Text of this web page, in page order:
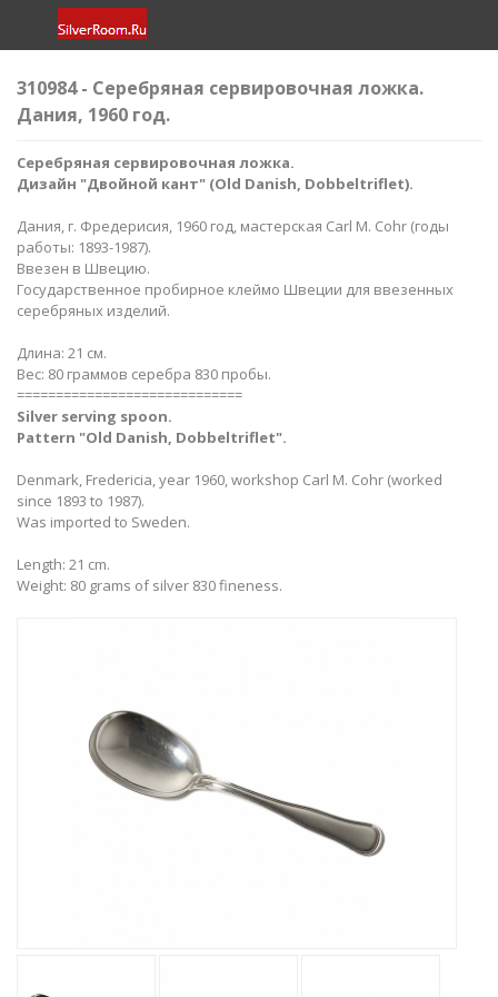
310984 - Серебряная сервировочная ложка.
Дания, 1960 год.
Серебряная сервировочная ложка.
Дизайн "Двойной кант" (Old Danish, Dobbeltriflet).
Дания, г. Фредерисия, 1960 год, мастерская Carl M. Cohr (годы
работы: 1893-1987).
Ввезен в Швецию.
Государственное пробирное клеймо Швеции для ввезенных
серебряных изделий.
Длина: 21 см.
Вес: 80 граммов серебра 830 пробы.
=============================
Silver serving spoon​​.
Pattern "Old Danish, Dobbeltriflet".
Denmark, Fredericia, year 1960, workshop Carl M. Cohr (worked
since 1893 to 1987).
Was imported to Sweden.
Length: 21 cm.
Weight: 80 grams of silver 830 fineness.